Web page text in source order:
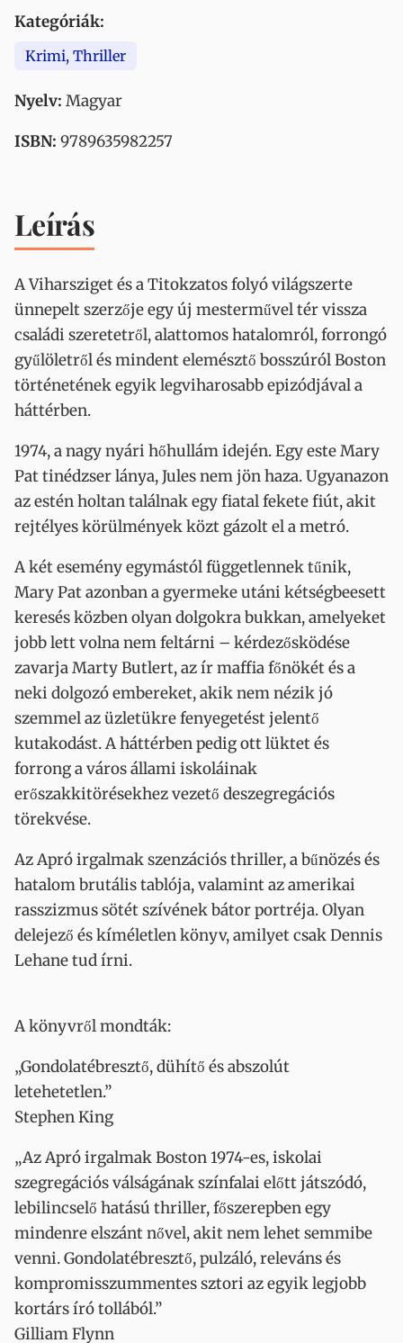
Kategóriák:
Krimi, Thriller
Nyelv: Magyar
ISBN: 9789635982257
Leírás
A Viharsziget és a Titokzatos folyó világszerte
ünnepelt szerzője egy új mesterművel tér vissza
családi szeretetről, alattomos hatalomról, forrongó
gyűlöletről és mindent elemésztő bosszúról Boston
történetének egyik legviharosabb epizódjával a
háttérben.
1974, a nagy nyári hőhullám idején. Egy este Mary
Pat tinédzser lánya, Jules nem jön haza. Ugyanazon
az estén holtan találnak egy fiatal fekete fiút, akit
rejtélyes körülmények közt gázolt el a metró.
A két esemény egymástól függetlennek tűnik,
Mary Pat azonban a gyermeke utáni kétségbeesett
keresés közben olyan dolgokra bukkan, amelyeket
jobb lett volna nem feltárni – kérdezősködése
zavarja Marty Butlert, az ír maffia főnökét és a
neki dolgozó embereket, akik nem nézik jó
szemmel az üzletükre fenyegetést jelentő
kutakodást. A háttérben pedig ott lüktet és
forrong a város állami iskoláinak
erőszakkitörésekhez vezető deszegregációs
törekvése.
Az Apró irgalmak szenzációs thriller, a bűnözés és
hatalom brutális tablója, valamint az amerikai
rasszizmus sötét szívének bátor portréja. Olyan
delejező és kíméletlen könyv, amilyet csak Dennis
Lehane tud írni.
A könyvről mondták:
„Gondolatébresztő, dühítő és abszolút
letehetetlen.”
Stephen King
„Az Apró irgalmak Boston 1974-es, iskolai
szegregációs válságának színfalai előtt játszódó,
lebilincselő hatású thriller, főszerepben egy
mindenre elszánt nővel, akit nem lehet semmibe
venni. Gondolatébresztő, pulzáló, releváns és
kompromisszummentes sztori az egyik legjobb
kortárs író tollából.”
Gilliam Flynn